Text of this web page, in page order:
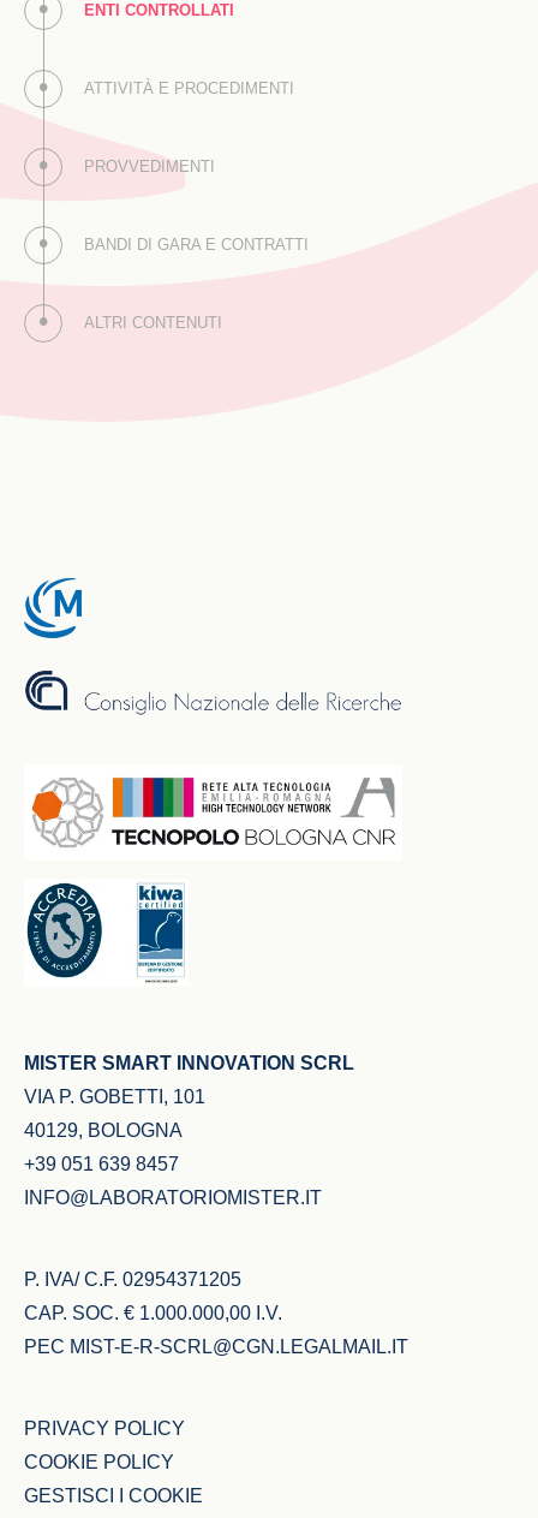
ENTI CONTROLLATI
ATTIVITÀ E PROCEDIMENTI
PROVVEDIMENTI
BANDI DI GARA E CONTRATTI
ALTRI CONTENUTI
MISTER SMART INNOVATION SCRL
VIA P. GOBETTI, 101
40129, BOLOGNA
+39 051 639 8457
INFO@LABORATORIOMISTER.IT
P. IVA/ C.F. 02954371205
CAP. SOC. € 1.000.000,00 I.V.
PEC MIST-E-R-SCRL@CGN.LEGALMAIL.IT
PRIVACY POLICY
COOKIE POLICY
GESTISCI I COOKIE